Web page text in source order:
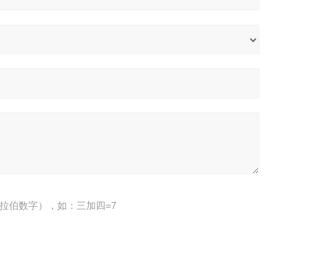
伯数字），如：三加四=7